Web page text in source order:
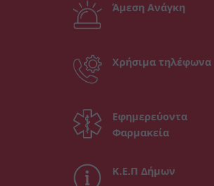
Άμεση Ανάγκη
Χρήσιμα τηλέφωνα
Εφημερεύοντα
Φαρμακεία
Κ.Ε.Π Δήμων